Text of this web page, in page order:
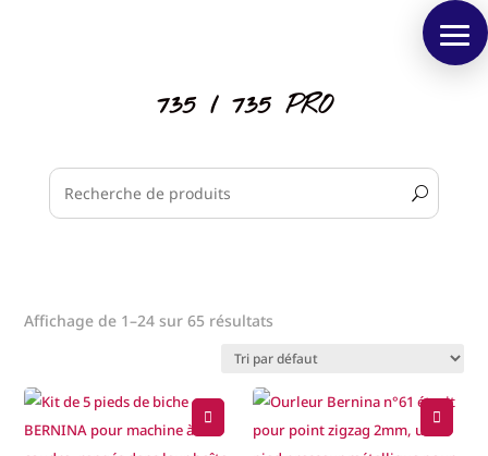
735 / 735 PRO
Affichage de 1–24 sur 65 résultats